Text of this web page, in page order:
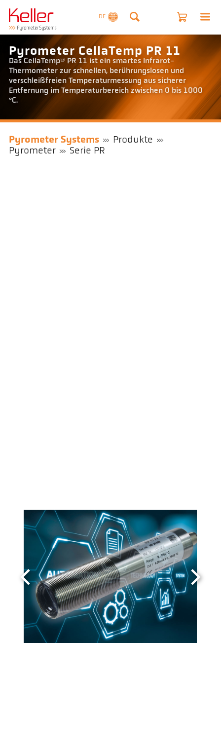
DE
Pyrometer CellaTemp PR 11
Das CellaTemp® PR 11 ist ein smartes Infrarot-
Thermometer zur schnellen, berührungslosen und
verschleißfreien Temperaturmessung aus sicherer
Entfernung im Temperaturbereich zwischen 0 bis 1000
°C.
Pyrometer Systems
Produkte
Pyrometer
Serie PR